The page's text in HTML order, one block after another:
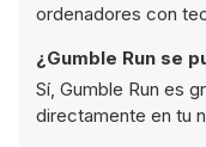
ordenadores con
¿Gumble Run se
Sí, Gumble Run es
directamente en tu